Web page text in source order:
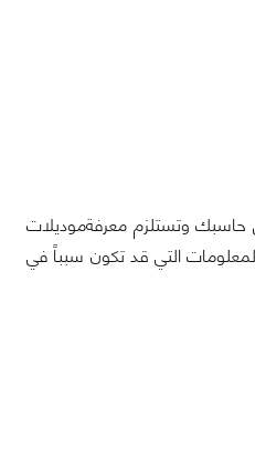
وتستلزم معرفةموديلات
التي قد تكون سبباً في